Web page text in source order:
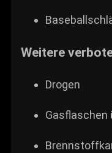
Weitere
Drogen
Gasflaschen